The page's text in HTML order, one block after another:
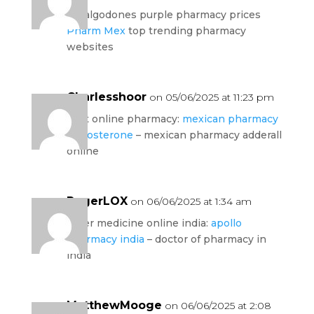
los algodones purple pharmacy prices
Pharm Mextop trending pharmacy
websites
Charlesshoor on 05/06/2025 at 11:23 pm
legit online pharmacy: mexican pharmacy
testosterone – mexican pharmacy adderall
online
RogerLOX on 06/06/2025 at 1:34 am
order medicine online india: apollo
pharmacy india – doctor of pharmacy in
india
MatthewMooge on 06/06/2025 at 2:08